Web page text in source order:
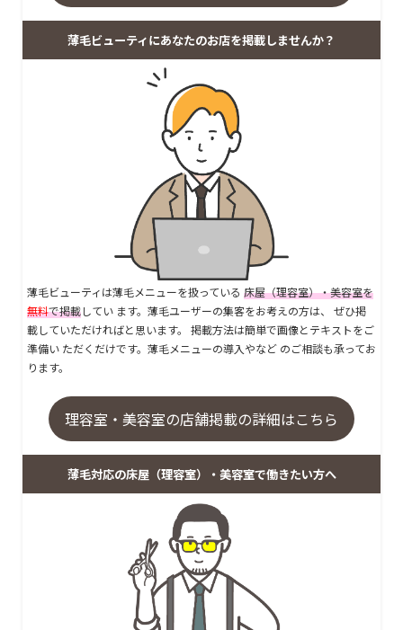
薄毛ビューティにあなたのお店を掲載しませんか？
薄毛ビューティは薄毛メニューを扱っている 床屋（理容室）・美容室を
無料で掲載してい ます。薄毛ユーザーの集客をお考えの方は、 ぜひ掲
載していただければと思います。 掲載方法は簡単で画像とテキストをご
準備い ただくだけです。薄毛メニューの導入やなど のご相談も承ってお
ります。
理容室・美容室の店舗掲載の詳細はこちら
薄毛対応の床屋（理容室）・美容室で働きたい方へ